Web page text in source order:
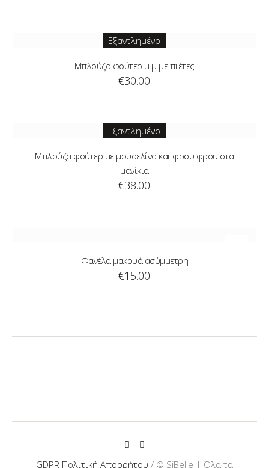
Εξαντλημένο
Μπλούζα φούτερ μ.μ με πιέτες
€30.00
Εξαντλημένο
Μπλούζα φούτερ με μουσελίνα και φρου φρου στα
μανίκια
€38.00
Φανέλα μακρυά ασύμμετρη
€15.00
GDPR Πολιτική Απορρήτου / © SiBelle | Όλα τα